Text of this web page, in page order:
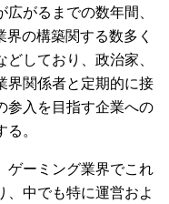
がるまでの数年間、
の構築関する数多く
しており、政治家、
界関係者と定期的に接
参入を目指す企業への
。
ーミング業界でこれ
、中でも特に運営およ